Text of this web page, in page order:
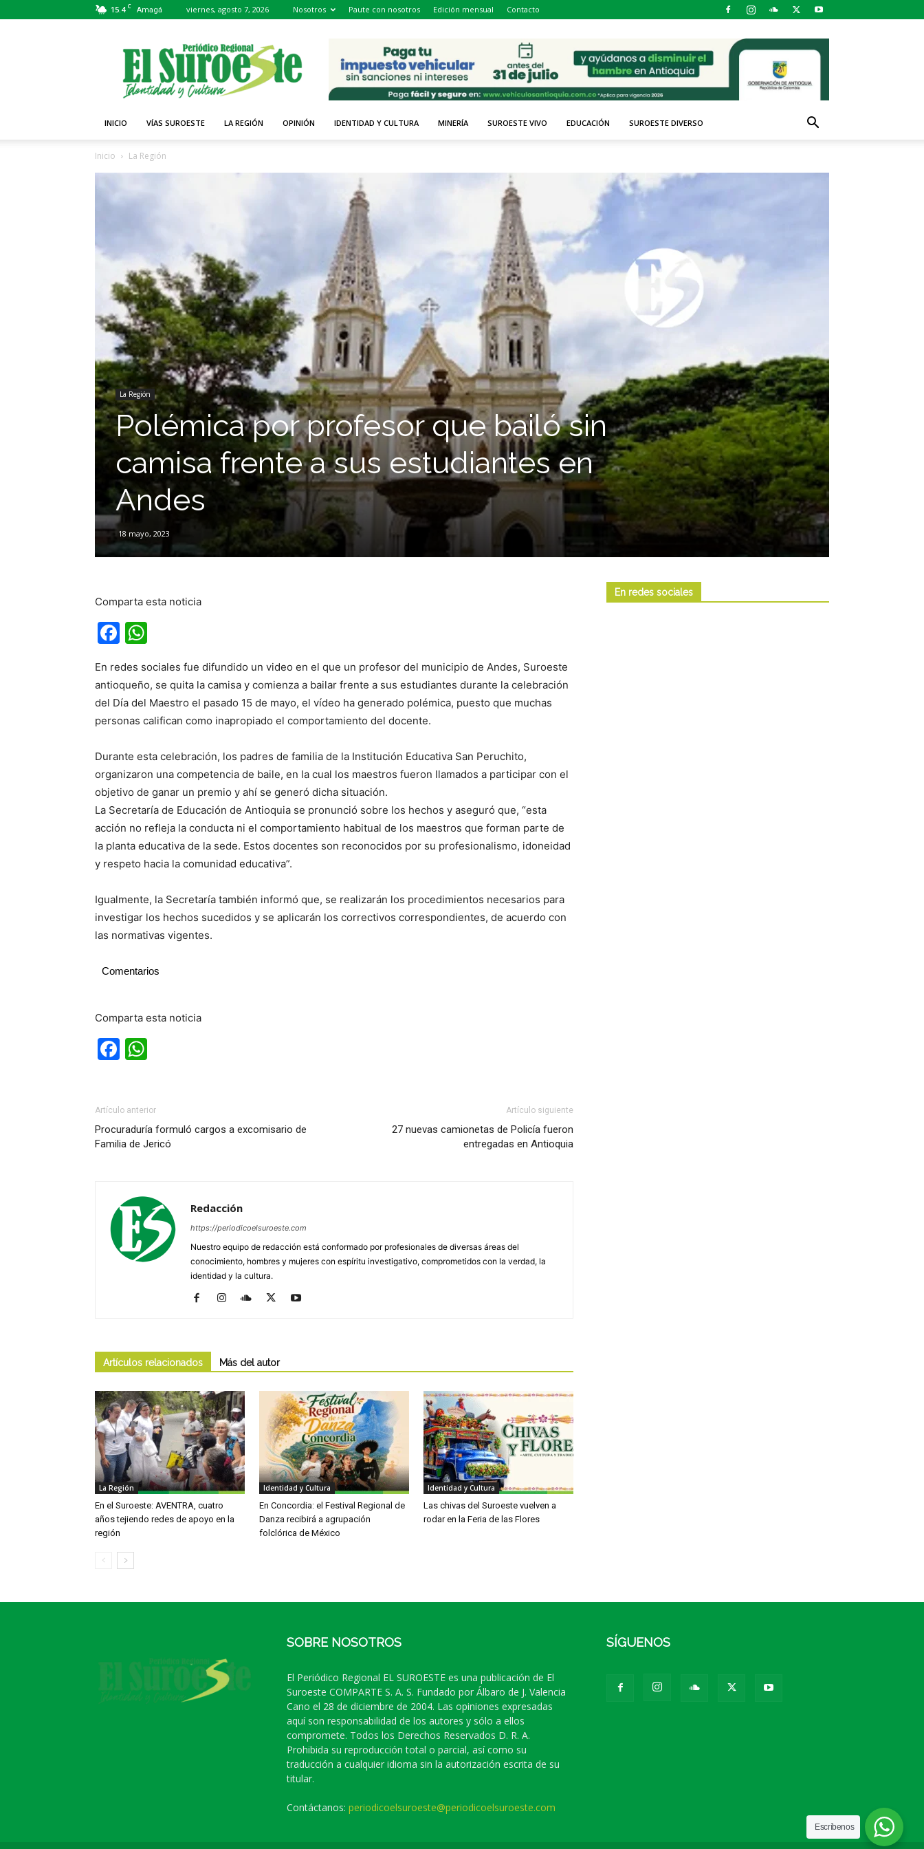
15.4 C Amagá viernes, agosto 7, 2026 Nosotros Paute con nosotros Edición mensual Contacto
Periódico
El
Suroeste
INICIO VÍAS SUROESTE LA REGIÓN OPINIÓN IDENTIDAD Y CULTURA MINERÍA SUROESTE VIVO EDUCACIÓN SUROESTE DIVERSO
Inicio La Región
La Región
Polémica por profesor que bailó sin
camisa frente a sus estudiantes en
Andes
18 mayo, 2023
Comparta esta noticia
Facebook
En redes sociales fue difundido un video en el que un profesor del municipio de Andes, Suroeste
antioqueño, se quita la camisa y comienza a bailar frente a sus estudiantes durante la celebración
del Día del Maestro el pasado 15 de mayo, el vídeo ha generado polémica, puesto que muchas
personas califican como inapropiado el comportamiento del docente.
Durante esta celebración, los padres de familia de la Institución Educativa San Peruchito,
organizaron una competencia de baile, en la cual los maestros fueron llamados a participar con el
objetivo de ganar un premio y ahí se generó dicha situación.
La Secretaría de Educación de Antioquia se pronunció sobre los hechos y aseguró que, “esta
acción no refleja la conducta ni el comportamiento habitual de los maestros que forman parte de
la planta educativa de la sede. Estos docentes son reconocidos por su profesionalismo, idoneidad
y respeto hacia la comunidad educativa”.
Igualmente, la Secretaría también informó que, se realizarán los procedimientos necesarios para
investigar los hechos sucedidos y se aplicarán los correctivos correspondientes, de acuerdo con
las normativas vigentes.
Comentarios
Comparta esta noticia
Facebook
Artículo anterior
Procuraduría formuló cargos a excomisario de
Familia de Jericó
Artículo siguiente
27 nuevas camionetas de Policía fueron
entregadas en Antioquia
Redacción
https://periodicoelsuroeste.com
Nuestro equipo de redacción está conformado por profesionales de diversas áreas del
conocimiento, hombres y mujeres con espíritu investigativo, comprometidos con la verdad, la
identidad y la cultura.
Artículos relacionados Más del autor
La Región
En el Suroeste: AVENTRA, cuatro
años tejiendo redes de apoyo en la
región
Identidad y Cultura
En Concordia: el Festival Regional de
Danza recibirá a agrupación
folclórica de México
Identidad y Cultura
Las chivas del Suroeste vuelven a
rodar en la Feria de las Flores
En redes sociales
SOBRE NOSOTROS
El Periódico Regional EL SUROESTE es una publicación de El
Suroeste COMPARTE S. A. S. Fundado por Álbaro de J. Valencia
Cano el 28 de diciembre de 2004. Las opiniones expresadas
aquí son responsabilidad de los autores y sólo a ellos
compromete. Todos los Derechos Reservados D. R. A.
Prohibida su reproducción total o parcial, así como su
traducción a cualquier idioma sin la autorización escrita de su
titular.
Contáctanos: periodicoelsuroeste@periodicoelsuroeste.com
SÍGUENOS
Escríbenos